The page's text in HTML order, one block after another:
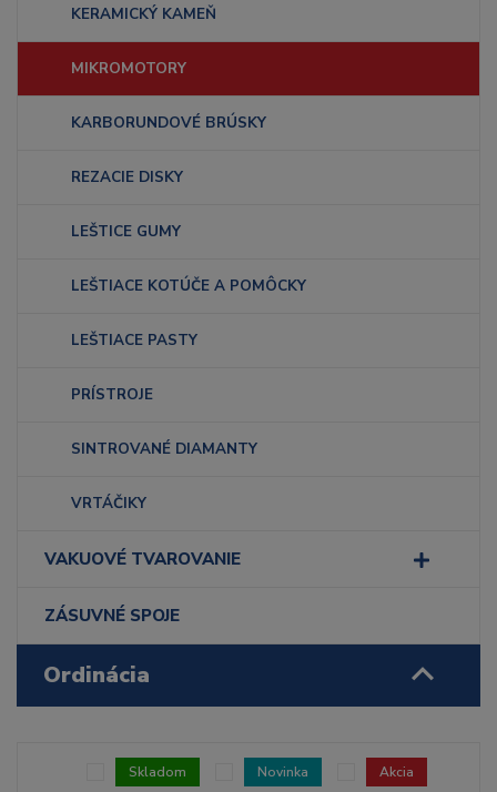
KERAMICKÝ KAMEŇ
MIKROMOTORY
KARBORUNDOVÉ BRÚSKY
REZACIE DISKY
LEŠTICE GUMY
LEŠTIACE KOTÚČE A POMÔCKY
LEŠTIACE PASTY
PRÍSTROJE
SINTROVANÉ DIAMANTY
VRTÁČIKY
VAKUOVÉ TVAROVANIE
ZÁSUVNÉ SPOJE
Ordinácia
Skladom Novinka Akcia